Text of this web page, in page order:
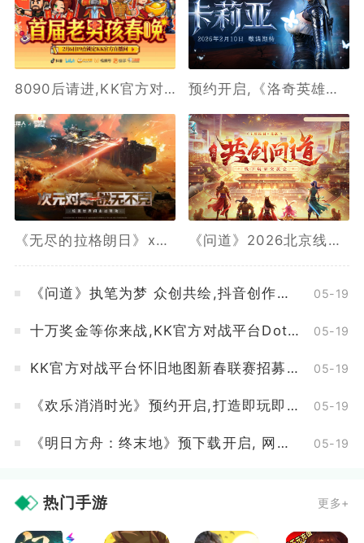
8090后请进,KK官方对战平台邀请全国2.3亿老男孩一起看春晚 预约开启,《洛奇英雄传》新角色卡莉亚2月10日正式登场
《无尽的拉格朗日》x《坦克世界闪击战》联动全开,3款舰船礼装免费送 《问道》2026北京线下玩家交流会报名最后一天
《问道》执笔为梦 众创共绘,抖音创作活动开启 05-19
十万奖金等你来战,KK官方对战平台DotA 2026春季联赛开启 05-19
KK官方对战平台怀旧地图新春联赛招募开启,海量赞助等你来报名 05-19
《欢乐消消时光》预约开启,打造即玩即收藏的“多海岛旅行纪录片” 05-19
《明日方舟：终末地》预下载开启, 网易云游戏免下载不占内存 05-19
热门手游 更多+